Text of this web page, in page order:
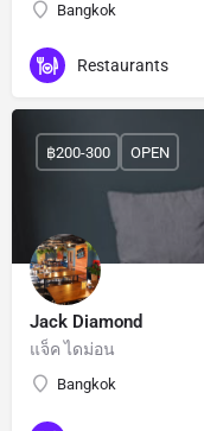
Bangkok
Restaurants
Jack Diamond
แจ็ค ไดม่อน
Bangkok
฿200-300 OPEN